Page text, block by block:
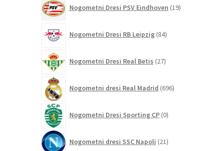
Nogometni Dresi PSV Eindhoven 19izdelkov
Nogometni Dresi RB Leipzig 84izdelkov
Nogometni Dresi Real Betis 27izdelkov
Nogometni dresi Real Madrid 696izdelkov
Nogometni Dresi Sporting CP 0izdelkov
Nogometni dresi SSC Napoli 21izdelkov